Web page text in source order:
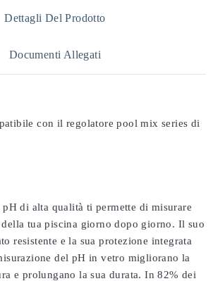
Dettagli Del Prodotto
Documenti Allegati
con il regolatore pool mix series di
di alta qualità ti permette di misurare
tua piscina giorno dopo giorno. Il suo
resistente e la sua protezione integrata
del pH in vetro migliorano la
e prolungano la sua durata. In 82% dei